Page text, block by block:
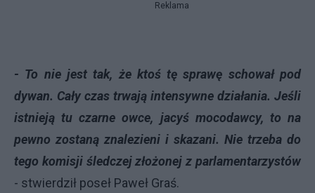
Reklama
- To nie jest tak, że ktoś tę sprawę schował pod
dywan. Cały czas trwają intensywne działania. Jeśli
istnieją tu czarne owce, jacyś mocodawcy, to na
pewno zostaną znalezieni i skazani. Nie trzeba do
tego komisji śledczej złożonej z parlamentarzystów
- stwierdził poseł Paweł Graś.